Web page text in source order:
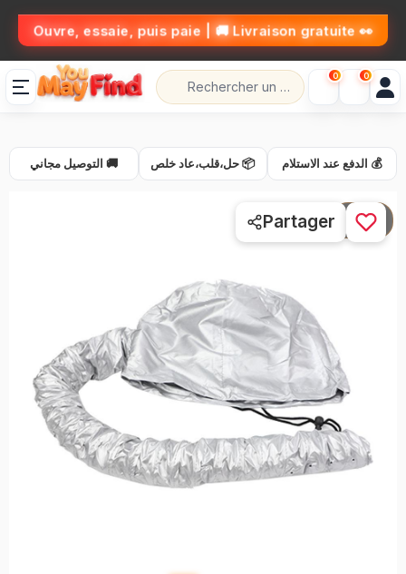
👀 Ouvre, essaie, puis paie | 🚚 Livraison gratuite
🚚 التوصيل مجاني 📦 حل،قلب،عاد خلص 💰 الدفع عند الاستلام
1 / 5
Partager
0 0